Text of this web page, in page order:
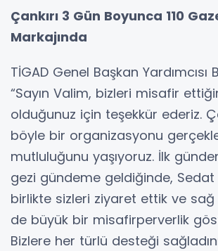
Çankırı 3 Gün Boyunca 110
Markajında
TİGAD Genel Başkan
“Sayın Valim, bizleri misafir
olduğunuz için teşekkür ederiz.
böyle bir organizasyonu
mutluluğunu yaşıyoruz. İlk
gezi gündeme geldiğinde, Sedat
birlikte sizleri ziyaret ettik ve sağ
de büyük bir misafirperverlik
Bizlere her türlü desteği